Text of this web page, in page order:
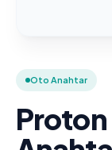
Oto Anahtar